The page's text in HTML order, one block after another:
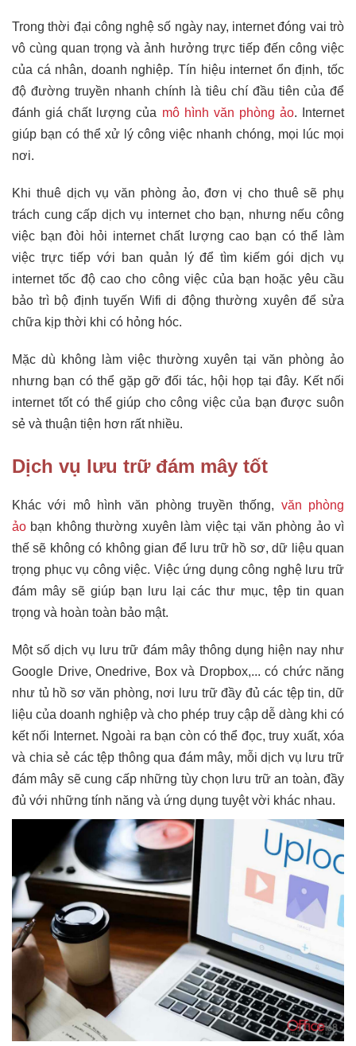
Trong thời đại công nghệ số ngày nay, internet đóng vai trò
vô cùng quan trọng và ảnh hưởng trực tiếp đến công việc
của cá nhân, doanh nghiệp. Tín hiệu internet ổn định, tốc
độ đường truyền nhanh chính là tiêu chí đầu tiên của để
đánh giá chất lượng của mô hình văn phòng ảo. Internet
giúp bạn có thể xử lý công việc nhanh chóng, mọi lúc mọi
nơi.
Khi thuê dịch vụ văn phòng ảo, đơn vị cho thuê sẽ phụ
trách cung cấp dịch vụ internet cho bạn, nhưng nếu công
việc bạn đòi hỏi internet chất lượng cao bạn có thể làm
việc trực tiếp với ban quản lý để tìm kiếm gói dịch vụ
internet tốc độ cao cho công việc của bạn hoặc yêu cầu
bảo trì bộ định tuyến Wifi di động thường xuyên để sửa
chữa kịp thời khi có hỏng hóc.
Mặc dù không làm việc thường xuyên tại văn phòng ảo
nhưng bạn có thể gặp gỡ đối tác, hội họp tại đây. Kết nối
internet tốt có thể giúp cho công việc của bạn được suôn
sẻ và thuận tiện hơn rất nhiều.
Dịch vụ lưu trữ đám mây tốt
Khác với mô hình văn phòng truyền thống, văn phòng
ảo bạn không thường xuyên làm việc tại văn phòng ảo vì
thế sẽ không có không gian để lưu trữ hồ sơ, dữ liệu quan
trọng phục vụ công việc. Việc ứng dụng công nghệ lưu trữ
đám mây sẽ giúp bạn lưu lại các thư mục, tệp tin quan
trọng và hoàn toàn bảo mật.
Một số dịch vụ lưu trữ đám mây thông dụng hiện nay như
Google Drive, Onedrive, Box và Dropbox,... có chức năng
như tủ hồ sơ văn phòng, nơi lưu trữ đầy đủ các tệp tin, dữ
liệu của doanh nghiệp và cho phép truy cập dễ dàng khi có
kết nối Internet. Ngoài ra bạn còn có thể đọc, truy xuất, xóa
và chia sẻ các tệp thông qua đám mây, mỗi dịch vụ lưu trữ
đám mây sẽ cung cấp những tùy chọn lưu trữ an toàn, đầy
đủ với những tính năng và ứng dụng tuyệt vời khác nhau.